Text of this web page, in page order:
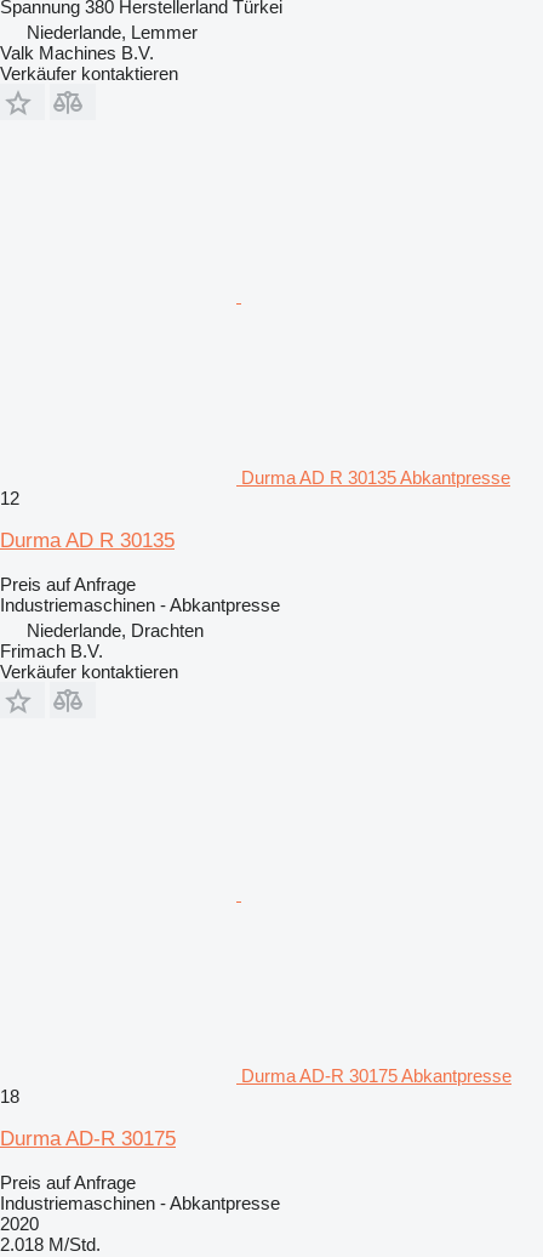
Spannung 380 Herstellerland Türkei
Niederlande, Lemmer
Valk Machines B.V.
Verkäufer kontaktieren
Durma AD R 30135 Abkantpresse
12
Durma AD R 30135
Preis auf Anfrage
Industriemaschinen - Abkantpresse
Niederlande, Drachten
Frimach B.V.
Verkäufer kontaktieren
Durma AD-R 30175 Abkantpresse
18
Durma AD-R 30175
Preis auf Anfrage
Industriemaschinen - Abkantpresse
2020
2.018 M/Std.